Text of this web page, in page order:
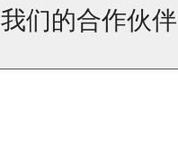
我们的合作伙伴